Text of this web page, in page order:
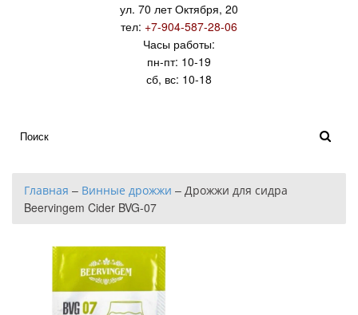
ул. 70 лет Октября, 20
тел: +7-904-587-28-06
Часы работы:
пн-пт: 10-19
сб, вс: 10-18
Главная – Винные дрожжи – Дрожжи для сидра
Beervingem Cider BVG-07